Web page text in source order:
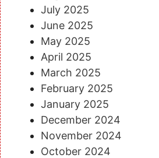
July 2025
June 2025
May 2025
April 2025
March 2025
February 2025
January 2025
December 2024
November 2024
October 2024